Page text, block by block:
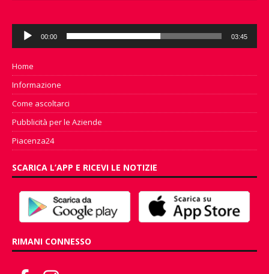
Audio
Player
00:00 03:45
Home
Informazione
Come ascoltarci
Pubblicità per le Aziende
Piacenza24
SCARICA L’APP E RICEVI LE NOTIZIE
RIMANI CONNESSO